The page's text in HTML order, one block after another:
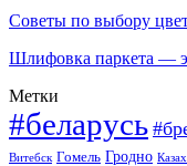
Советы по выбору
Шлифовка паркета —
Метки
#беларусь
Витебск Гомель Гродно